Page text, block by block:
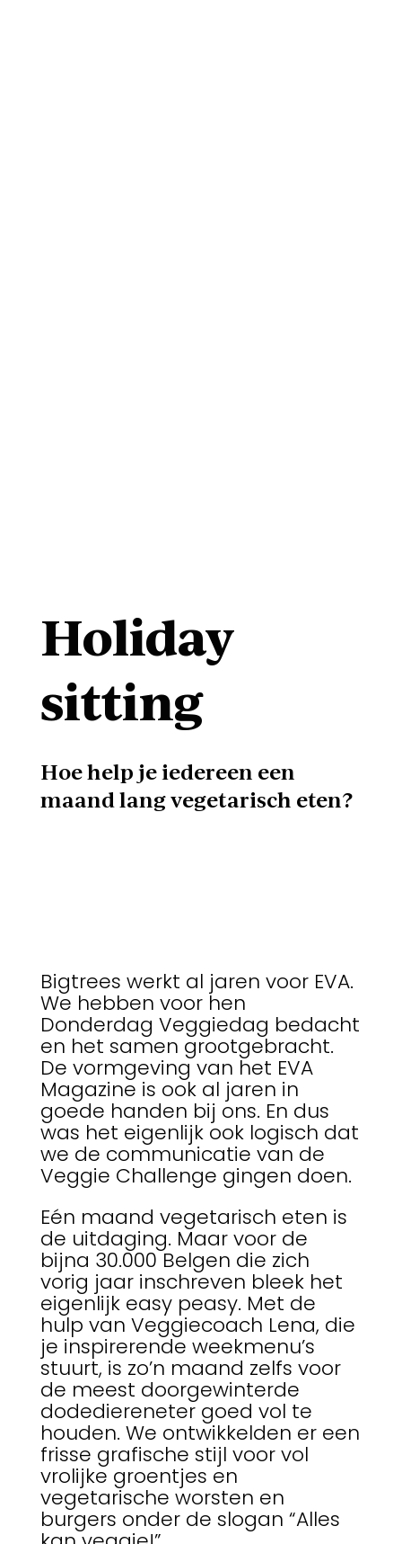
Holiday
sitting
Hoe help je iedereen een
maand lang vegetarisch eten?
Bigtrees werkt al jaren voor EVA.
We hebben voor hen
Donderdag Veggiedag bedacht
en het samen grootgebracht.
De vormgeving van het EVA
Magazine is ook al jaren in
goede handen bij ons. En dus
was het eigenlijk ook logisch dat
we de communicatie van de
Veggie Challenge gingen doen.
Eén maand vegetarisch eten is
de uitdaging. Maar voor de
bijna 30.000 Belgen die zich
vorig jaar inschreven bleek het
eigenlijk easy peasy. Met de
hulp van Veggiecoach Lena, die
je inspirerende weekmenu’s
stuurt, is zo’n maand zelfs voor
de meest doorgewinterde
dodediereneter goed vol te
houden. We ontwikkelden er een
frisse grafische stijl voor vol
vrolijke groentjes en
vegetarische worsten en
burgers onder de slogan “Alles